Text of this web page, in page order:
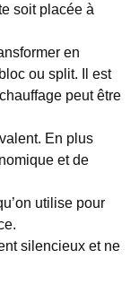
soit placée à
en
ou split. Il est
peut être
En plus
et de
utilise pour
silencieux et ne